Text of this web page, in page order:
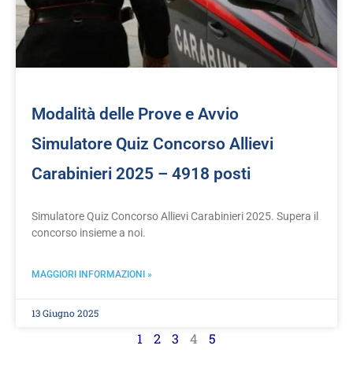
Modalità delle Prove e Avvio
Simulatore Quiz Concorso Allievi
Carabinieri 2025 – 4918 posti
Simulatore Quiz Concorso Allievi Carabinieri 2025. Supera il
concorso insieme a noi.
MAGGIORI INFORMAZIONI »
13 Giugno 2025
1 2 3 4 5